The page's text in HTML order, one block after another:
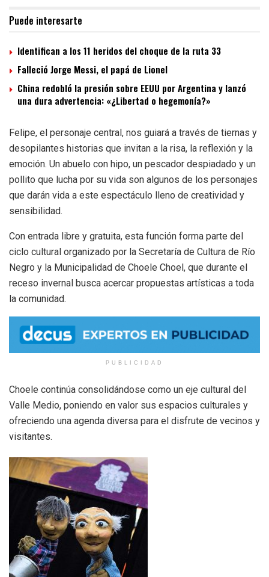
Puede interesarte
Identifican a los 11 heridos del choque de la ruta 33
Falleció Jorge Messi, el papá de Lionel
China redobló la presión sobre EEUU por Argentina y lanzó
una dura advertencia: «¿Libertad o hegemonía?»
Felipe, el personaje central, nos guiará a través de tiernas y
desopilantes historias que invitan a la risa, la reflexión y la
emoción. Un abuelo con hipo, un pescador despiadado y un
pollito que lucha por su vida son algunos de los personajes
que darán vida a este espectáculo lleno de creatividad y
sensibilidad.
Con entrada libre y gratuita, esta función forma parte del
ciclo cultural organizado por la Secretaría de Cultura de Río
Negro y la Municipalidad de Choele Choel, que durante el
receso invernal busca acercar propuestas artísticas a toda
la comunidad.
PUBLICIDAD
Choele continúa consolidándose como un eje cultural del
Valle Medio, poniendo en valor sus espacios culturales y
ofreciendo una agenda diversa para el disfrute de vecinos y
visitantes.